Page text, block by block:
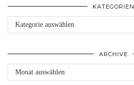
KATEGORIEN
Kategorien
ARCHIVE
Archive